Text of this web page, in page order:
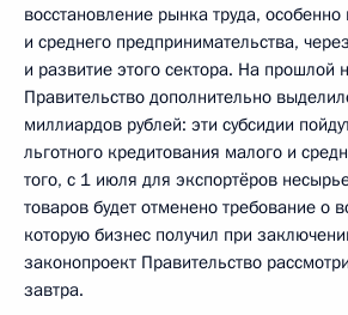
восстановление рынка труда,
и среднего предпринимательства,
и развитие этого сектора. На прошлой
Правительство дополнительно
миллиардов рублей: эти субсидии
льготного кредитования малого и
того, с 1 июля для экспортёров
товаров будет отменено требование о
которую бизнес получил при
законопроект Правительство
завтра.